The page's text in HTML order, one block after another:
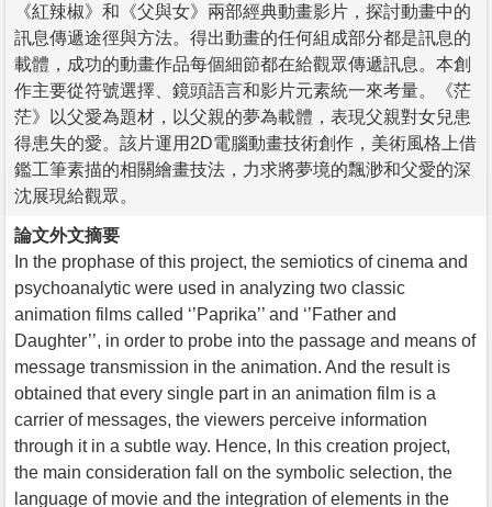
《紅辣椒》和《父與女》兩部經典動畫影片，探討動畫中的
訊息傳遞途徑與方法。得出動畫的任何組成部分都是訊息的
載體，成功的動畫作品每個細節都在給觀眾傳遞訊息。本創
作主要從符號選擇、鏡頭語言和影片元素統一來考量。《茫
茫》以父愛為題材，以父親的夢為載體，表現父親對女兒患
得患失的愛。該片運用2D電腦動畫技術創作，美術風格上借
鑑工筆素描的相關繪畫技法，力求將夢境的飄渺和父愛的深
沈展現給觀眾。
論文外文摘要
In the prophase of this project, the semiotics of cinema and
psychoanalytic were used in analyzing two classic
animation films called ‘’Paprika’’ and ‘’Father and
Daughter’’, in order to probe into the passage and means of
message transmission in the animation. And the result is
obtained that every single part in an animation film is a
carrier of messages, the viewers perceive information
through it in a subtle way. Hence, In this creation project,
the main consideration fall on the symbolic selection, the
language of movie and the integration of elements in the